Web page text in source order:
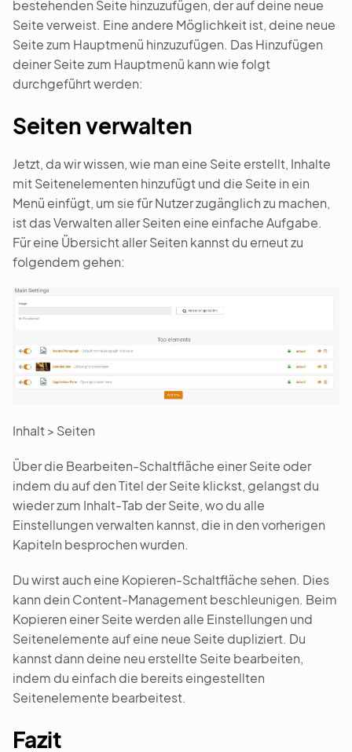
bestehenden Seite hinzuzufügen, der auf deine neue
Seite verweist. Eine andere Möglichkeit ist, deine neue
Seite zum Hauptmenü hinzuzufügen. Das Hinzufügen
deiner Seite zum Hauptmenü kann wie folgt
durchgeführt werden:
Seiten verwalten
Jetzt, da wir wissen, wie man eine Seite erstellt, Inhalte
mit Seitenelementen hinzufügt und die Seite in ein
Menü einfügt, um sie für Nutzer zugänglich zu machen,
ist das Verwalten aller Seiten eine einfache Aufgabe.
Für eine Übersicht aller Seiten kannst du erneut zu
folgendem gehen:
Inhalt > Seiten
Über die Bearbeiten-Schaltfläche einer Seite oder
indem du auf den Titel der Seite klickst, gelangst du
wieder zum Inhalt-Tab der Seite, wo du alle
Einstellungen verwalten kannst, die in den vorherigen
Kapiteln besprochen wurden.
Du wirst auch eine Kopieren-Schaltfläche sehen. Dies
kann dein Content-Management beschleunigen. Beim
Kopieren einer Seite werden alle Einstellungen und
Seitenelemente auf eine neue Seite dupliziert. Du
kannst dann deine neu erstellte Seite bearbeiten,
indem du einfach die bereits eingestellten
Seitenelemente bearbeitest.
Fazit